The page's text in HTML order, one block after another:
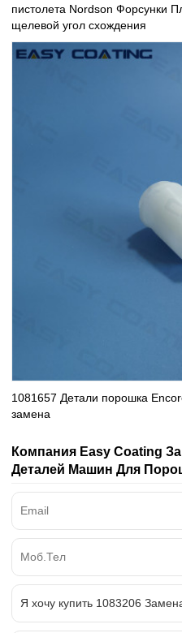
пистолета Nordson Форсунки
щелевой угол схождения
1081657 Детали порошка
замена
Компания Easy Coating
Деталей Машин Для